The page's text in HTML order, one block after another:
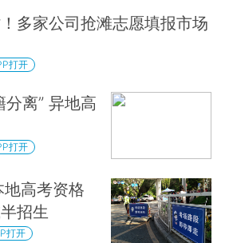
多家公司抢滩志愿填报市场
打开
分离” 异地高
打开
高考资格
招生
打开